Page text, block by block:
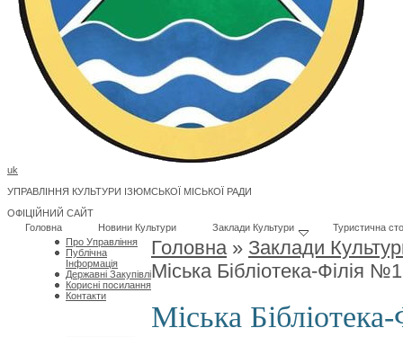
uk
УПРАВЛІННЯ КУЛЬТУРИ ІЗЮМСЬКОЇ МІСЬКОЇ РАДИ
ОФІЦІЙНИЙ САЙТ
Головна
Новини Культури Заклади Культури
Туристична
Про Управління
Публічна
Інформація
Державні Закупівлі
Корисні посилання
Контакти
Головна» Заклади
Міська Бібліотека-Філія №1
Міська